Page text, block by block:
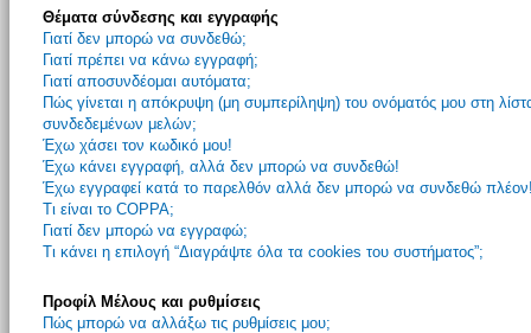
Θέματα σύνδεσης και εγγραφής
Γιατί δεν μπορώ να συνδεθώ;
Γιατί πρέπει να κάνω εγγραφή;
Γιατί αποσυνδέομαι αυτόματα;
Πώς γίνεται η απόκρυψη (μη συμπερίληψη) του ονόματός μου στη
συνδεδεμένων μελών;
Έχω χάσει τον κωδικό μου!
Έχω κάνει εγγραφή, αλλά δεν μπορώ να συνδεθώ!
Έχω εγγραφεί κατά το παρελθόν αλλά δεν μπορώ να συνδεθώ
Τι είναι το COPPA;
Γιατί δεν μπορώ να εγγραφώ;
Τι κάνει η επιλογή “Διαγράψτε όλα τα cookies του συστήματος”;
Προφίλ Μέλους και ρυθμίσεις
Πώς μπορώ να αλλάξω τις ρυθμίσεις μου;